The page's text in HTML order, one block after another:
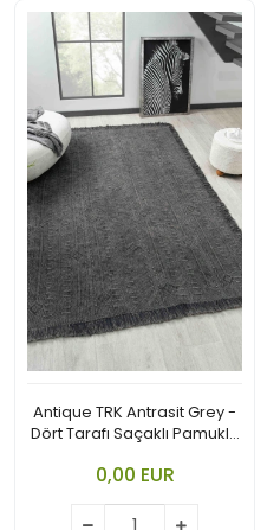
Antique TRK Antrasit Grey -
Dört Tarafı Saçaklı Pamuklu
0,00 EUR